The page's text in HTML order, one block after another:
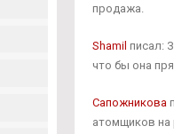
продажа.
Shamil писал:
что бы она
Сапожникова
атомщиков на